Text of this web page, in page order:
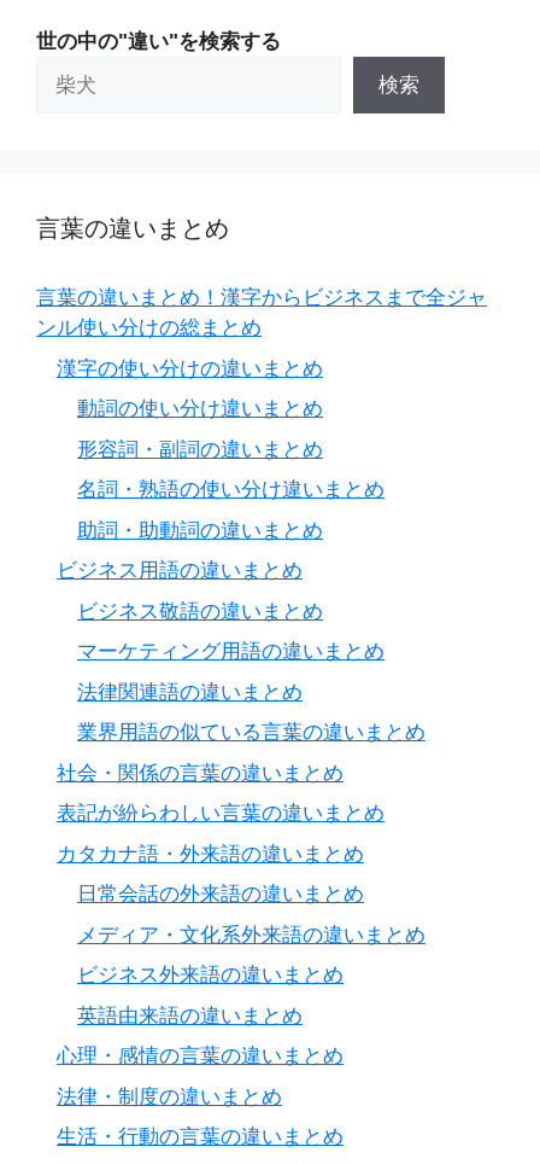
世の中の"違い"を検索する
検索
言葉の違いまとめ
言葉の違いまとめ！漢字からビジネスまで全ジャ
ンル使い分けの総まとめ
漢字の使い分けの違いまとめ
動詞の使い分け違いまとめ
形容詞・副詞の違いまとめ
名詞・熟語の使い分け違いまとめ
助詞・助動詞の違いまとめ
ビジネス用語の違いまとめ
ビジネス敬語の違いまとめ
マーケティング用語の違いまとめ
法律関連語の違いまとめ
業界用語の似ている言葉の違いまとめ
社会・関係の言葉の違いまとめ
表記が紛らわしい言葉の違いまとめ
カタカナ語・外来語の違いまとめ
日常会話の外来語の違いまとめ
メディア・文化系外来語の違いまとめ
ビジネス外来語の違いまとめ
英語由来語の違いまとめ
心理・感情の言葉の違いまとめ
法律・制度の違いまとめ
生活・行動の言葉の違いまとめ